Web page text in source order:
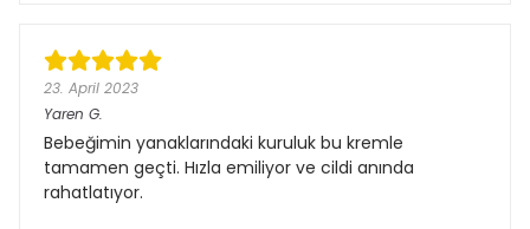
23. April 2023
Yaren G.
Bebeğimin yanaklarındaki kuruluk bu kremle
tamamen geçti. Hızla emiliyor ve cildi anında
rahatlatıyor.